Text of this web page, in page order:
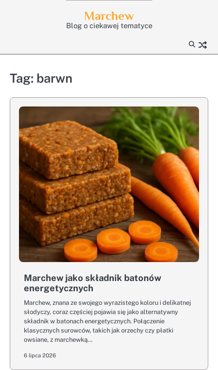
Marchew
Blog o ciekawej tematyce
Tag: barwn
Marchew jako składnik batonów
energetycznych
Marchew, znana ze swojego wyrazistego koloru i delikatnej
słodyczy, coraz częściej pojawia się jako alternatywny
składnik w batonach energetycznych. Połączenie
klasycznych surowców, takich jak orzechy czy płatki
owsiane, z marchewką…
6 lipca 2026